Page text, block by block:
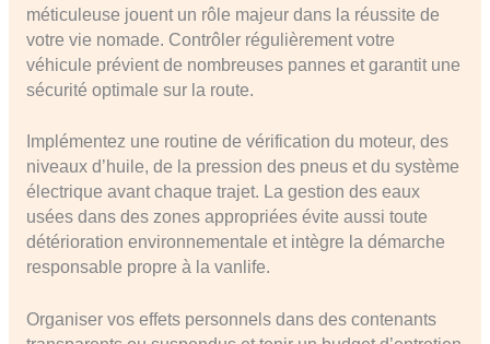
méticuleuse jouent un rôle majeur dans la réussite de
votre vie nomade. Contrôler régulièrement votre
véhicule prévient de nombreuses pannes et garantit une
sécurité optimale sur la route.
Implémentez une routine de vérification du moteur, des
niveaux d’huile, de la pression des pneus et du système
électrique avant chaque trajet. La gestion des eaux
usées dans des zones appropriées évite aussi toute
détérioration environnementale et intègre la démarche
responsable propre à la vanlife.
Organiser vos effets personnels dans des contenants